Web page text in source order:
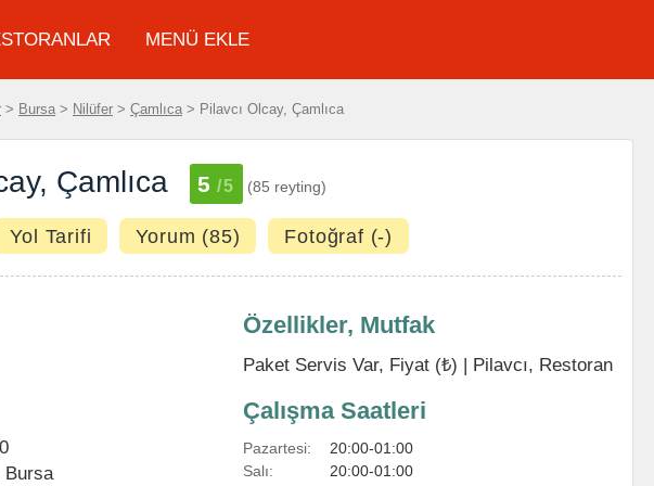
MENÜ EKLE
> Bursa > Nilüfer > Çamlıca > Pilavcı Olcay, Çamlıca
Çamlıca 5 /5 (85 reyting)
Yol Tarifi Yorum (85) Fotoğraf (-)
Bursa
Özellikler, Mutfak
Paket Servis Var, Fiyat (₺) | Pilavcı, Restoran
Çalışma Saatleri
Pazartesi:
20:00-01:00
Salı:
20:00-01:00